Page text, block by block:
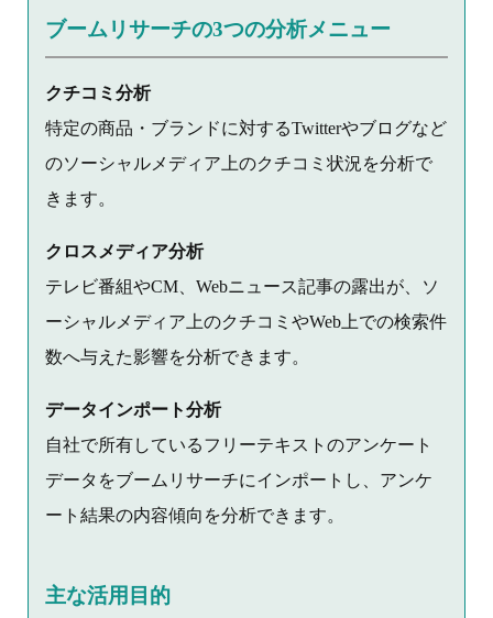
ブームリサーチの3つの分析メニュー
クチコミ分析
特定の商品・ブランドに対するTwitterやブログなど
のソーシャルメディア上のクチコミ状況を分析で
きます。
クロスメディア分析
テレビ番組やCM、Webニュース記事の露出が、ソ
ーシャルメディア上のクチコミやWeb上での検索件
数へ与えた影響を分析できます。
データインポート分析
自社で所有しているフリーテキストのアンケート
データをブームリサーチにインポートし、アンケ
ート結果の内容傾向を分析できます。
主な活用目的